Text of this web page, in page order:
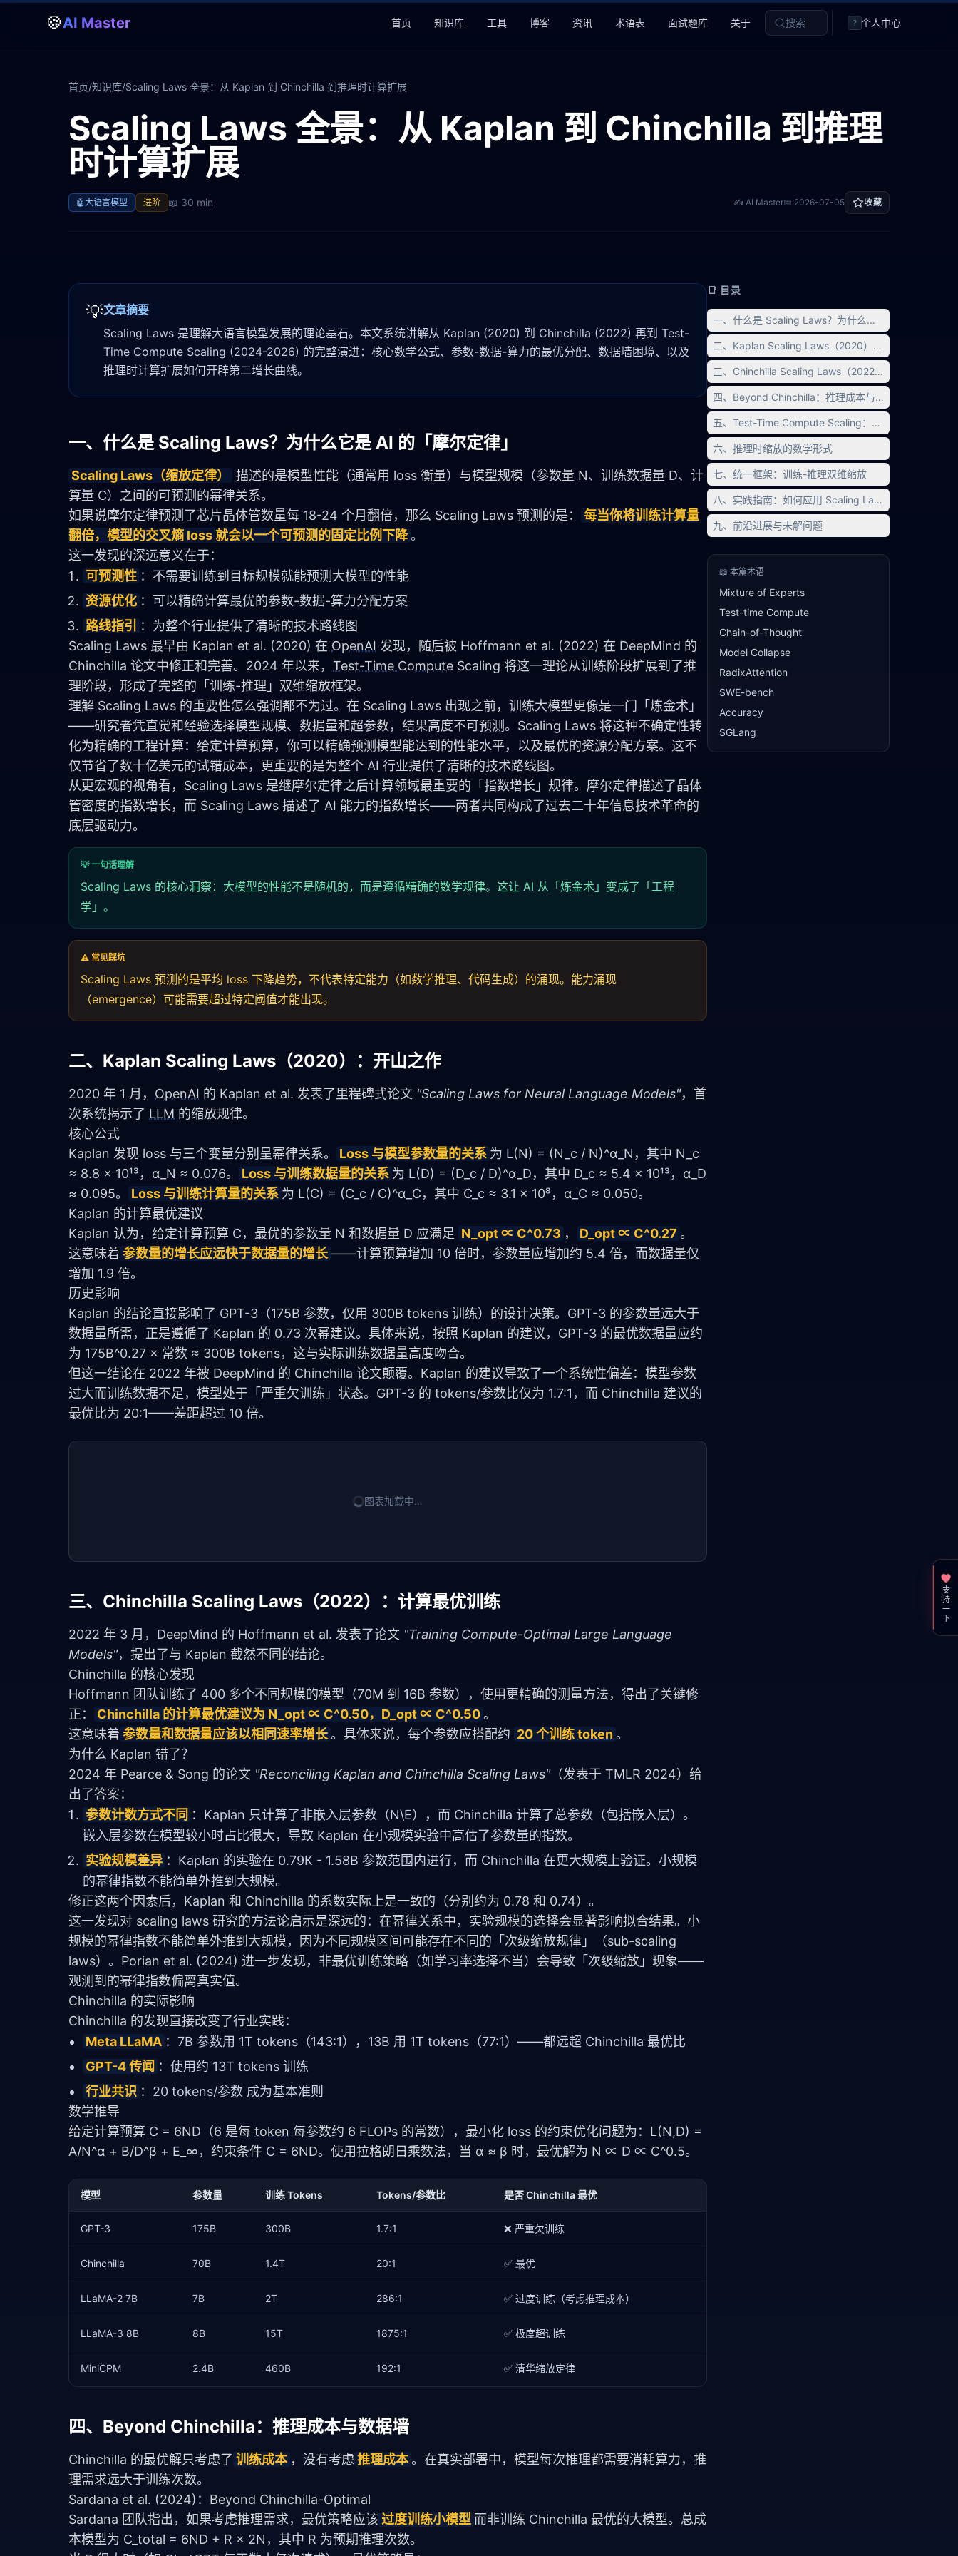
🍪AI Master 首页 知识库 工具 博客 资讯 术语表 面试题库 关于 搜索 ? 个人中心
首页/知识库/Scaling Laws 全景：从 Kaplan 到 Chinchilla 到推理时计算扩展
Scaling Laws 全景：从 Kaplan 到 Chinchilla 到推理
时计算扩展
🤖大语言模型 进阶 📖 30 min ✍️ AI Master📅 2026-07-05 收藏
💡文章摘要
Scaling Laws 是理解大语言模型发展的理论基石。本文系统讲解从 Kaplan (2020) 到 Chinchilla (2022) 再到 Test-
Time Compute Scaling (2024-2026) 的完整演进：核心数学公式、参数-数据-算力的最优分配、数据墙困境、以及
推理时计算扩展如何开辟第二增长曲线。
一、什么是 Scaling Laws？为什么它是 AI 的「摩尔定律」
Scaling Laws（缩放定律）
描述的是模型性能（通常用 loss 衡量）与模型规模（参数量 N、训练数据量 D、计
算量 C）之间的可预测的幂律关系。
如果说摩尔定律预测了芯片晶体管数量每 18-24 个月翻倍，那么 Scaling Laws 预测的是：
每当你将训练计算量
翻倍，模型的交叉熵 loss 就会以一个可预测的固定比例下降。
这一发现的深远意义在于：
可预测性 ：不需要训练到目标规模就能预测大模型的性能
资源优化 ：可以精确计算最优的参数-数据-算力分配方案
路线指引
：为整个行业提供了清晰的技术路线图
Scaling Laws 最早由 Kaplan et al. (2020) 在 OpenAI 发现，随后被 Hoffmann et al. (2022) 在 DeepMind 的
Chinchilla 论文中修正和完善。2024 年以来， Test-Time Compute Scaling 将这一理论从训练阶段扩展到了推
理阶段，形成了完整的「训练-推理」双维缩放框架。
理解 Scaling Laws 的重要性怎么强调都不为过。在 Scaling Laws 出现之前，训练大模型更像是一门「炼金术」
——研究者凭直觉和经验选择模型规模、数据量和超参数，结果高度不可预测。Scaling Laws 将这种不确定性转
化为精确的工程计算：给定计算预算，你可以精确预测模型能达到的性能水平，以及最优的资源分配方案。这不
仅节省了数十亿美元的试错成本，更重要的是为整个 AI 行业提供了清晰的技术路线图。
从更宏观的视角看，Scaling Laws 是继摩尔定律之后计算领域最重要的「指数增长」规律。摩尔定律描述了晶体
管密度的指数增长，而 Scaling Laws 描述了 AI 能力的指数增长——两者共同构成了过去二十年信息技术革命的
底层驱动力。
💡 一句话理解
Scaling Laws 的核心洞察：大模型的性能不是随机的，而是遵循精确的数学规律。这让 AI 从「炼金术」变成了「工程
学」。
⚠️ 常见踩坑
Scaling Laws 预测的是平均 loss 下降趋势，不代表特定能力（如数学推理、代码生成）的涌现。能力涌现
（emergence）可能需要超过特定阈值才能出现。
二、Kaplan Scaling Laws（2020）：开山之作
2020 年 1 月， OpenAI 的 Kaplan et al. 发表了里程碑式论文 "Scaling Laws for Neural Language Models"，首
次系统揭示了 LLM 的缩放规律。
核心公式
Kaplan 发现 loss 与三个变量分别呈幂律关系。
Loss 与模型参数量的关系 为 L(N) = (N_c / N)^α_N，其中 N_c
≈ 8.8 × 10¹³，α_N ≈ 0.076。
Loss 与训练数据量的关系 为 L(D) = (D_c / D)^α_D，其中 D_c ≈ 5.4 × 10¹³，α_D
≈ 0.095。
Loss 与训练计算量的关系 为 L(C) = (C_c / C)^α_C，其中 C_c ≈ 3.1 × 10⁸，α_C ≈ 0.050。
Kaplan 的计算最优建议
Kaplan 认为，给定计算预算 C，最优的参数量 N 和数据量 D 应满足 N_opt ∝ C^0.73 ， D_opt ∝ C^0.27 。
这意味着 参数量的增长应远快于数据量的增长——计算预算增加 10 倍时，参数量应增加约 5.4 倍，而数据量仅
增加 1.9 倍。
历史影响
Kaplan 的结论直接影响了 GPT-3（175B 参数，仅用 300B tokens 训练）的设计决策。GPT-3 的参数量远大于
数据量所需，正是遵循了 Kaplan 的 0.73 次幂建议。具体来说，按照 Kaplan 的建议，GPT-3 的最优数据量应约
为 175B^0.27 × 常数 ≈ 300B tokens，这与实际训练数据量高度吻合。
但这一结论在 2022 年被 DeepMind 的 Chinchilla 论文颠覆。Kaplan 的建议导致了一个系统性偏差：模型参数
过大而训练数据不足，模型处于「严重欠训练」状态。GPT-3 的 tokens/参数比仅为 1.7:1，而 Chinchilla 建议的
最优比为 20:1——差距超过 10 倍。
图表加载中…
三、Chinchilla Scaling Laws（2022）：计算最优训练
2022 年 3 月，DeepMind 的 Hoffmann et al. 发表了论文 "Training Compute-Optimal Large Language
Models"，提出了与 Kaplan 截然不同的结论。
Chinchilla 的核心发现
Hoffmann 团队训练了 400 多个不同规模的模型（70M 到 16B 参数），使用更精确的测量方法，得出了关键修
正：
Chinchilla 的计算最优建议为 N_opt ∝ C^0.50，D_opt ∝ C^0.50。
这意味着 参数量和数据量应该以相同速率增长。具体来说，每个参数应搭配约 20 个训练 token。
为什么 Kaplan 错了？
2024 年 Pearce & Song 的论文 "Reconciling Kaplan and Chinchilla Scaling Laws"（发表于 TMLR 2024）给
出了答案：
参数计数方式不同 ：Kaplan 只计算了非嵌入层参数（N\E），而 Chinchilla 计算了总参数（包括嵌入层）。
嵌入层参数在模型较小时占比很大，导致 Kaplan 在小规模实验中高估了参数量的指数。
实验规模差异 ：Kaplan 的实验在 0.79K - 1.58B 参数范围内进行，而 Chinchilla 在更大规模上验证。小规模
的幂律指数不能简单外推到大规模。
修正这两个因素后，Kaplan 和 Chinchilla 的系数实际上是一致的（分别约为 0.78 和 0.74）。
这一发现对 scaling laws 研究的方法论启示是深远的：在幂律关系中，实验规模的选择会显著影响拟合结果。小
规模的幂律指数不能简单外推到大规模，因为不同规模区间可能存在不同的「次级缩放规律」（sub-scaling
laws）。Porian et al. (2024) 进一步发现，非最优训练策略（如学习率选择不当）会导致「次级缩放」现象——
观测到的幂律指数偏离真实值。
Chinchilla 的实际影响
Chinchilla 的发现直接改变了行业实践：
Meta LLaMA ：7B 参数用 1T tokens（143:1），13B 用 1T tokens（77:1）——都远超 Chinchilla 最优比
GPT-4 传闻 ：使用约 13T tokens 训练
行业共识 ：20 tokens/参数 成为基本准则
数学推导
给定计算预算 C = 6ND（6 是每 token 每参数约 6 FLOPs 的常数），最小化 loss 的约束优化问题为：L(N,D) =
A/N^α + B/D^β + E_∞，约束条件 C = 6ND。使用拉格朗日乘数法，当 α ≈ β 时，最优解为 N ∝ D ∝ C^0.5。
模型 参数量 训练 Tokens Tokens/参数比 是否 Chinchilla 最优
GPT-3 175B 300B 1.7:1 ❌ 严重欠训练
Chinchilla 70B 1.4T 20:1 ✅ 最优
LLaMA-2 7B 7B 2T 286:1 ✅ 过度训练（考虑推理成本）
LLaMA-3 8B 8B 15T 1875:1 ✅ 极度超训练
MiniCPM 2.4B 460B 192:1 ✅ 清华缩放定律
四、Beyond Chinchilla：推理成本与数据墙
Chinchilla 的最优解只考虑了 训练成本 ，没有考虑 推理成本。在真实部署中，模型每次推理都需要消耗算力，推
理需求远大于训练次数。
Sardana et al. (2024)：Beyond Chinchilla-Optimal
Sardana 团队指出，如果考虑推理需求，最优策略应该 过度训练小模型 而非训练 Chinchilla 最优的大模型。总成
本模型为 C_total = 6ND + R × 2N，其中 R 为预期推理次数。
📑 目录
一、什么是 Scaling Laws？为什么它是 AI 的「摩尔定
二、Kaplan Scaling Laws（2020）：开山之作
三、Chinchilla Scaling Laws（2022）：计算最优训练
四、Beyond Chinchilla：推理成本与数据墙
五、Test-Time Compute Scaling：第二增长曲线
六、推理时缩放的数学形式
七、统一框架：训练-推理双维缩放
八、实践指南：如何应用 Scaling Laws
九、前沿进展与未解问题
📖 本篇术语
Mixture of Experts
Test-time Compute
Chain-of-Thought
Model Collapse
RadixAttention
SWE-bench
Accuracy
SGLang
支持一下